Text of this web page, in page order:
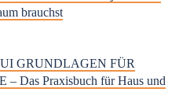
brauchst
GRUNDLAGEN FÜR
– Das Praxisbuch für Haus und